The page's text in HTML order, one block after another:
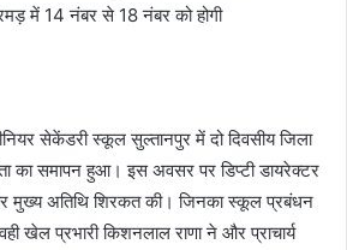
में 14 नंबर से 18 नंबर को होगी
सेकेंडरी स्कूल सुल्तानपुर में दो दिवसीय जिला
का समापन हुआ। इस अवसर पर डिप्टी डायरेक्टर
मुख्य अतिथि शिरकत की। जिनका स्कूल प्रबंधन
खेल प्रभारी किशनलाल राणा ने और प्राचार्य